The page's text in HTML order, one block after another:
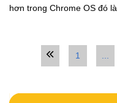
hơn trong Chrome OS đó là
1